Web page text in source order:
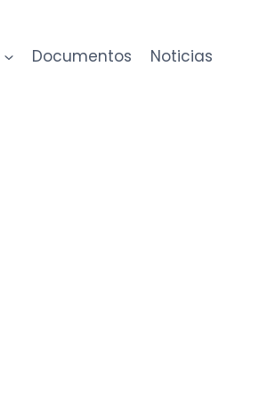
Documentos Noticias